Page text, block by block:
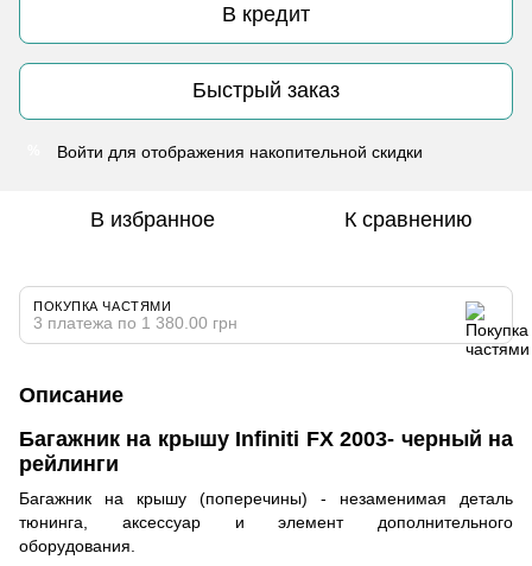
В кредит
Быстрый заказ
Войти для отображения накопительной скидки
В избранное К сравнению
ПОКУПКА ЧАСТЯМИ
3 платежа по 1 380.00 грн
Описание
Багажник на крышу Infiniti FX 2003- черный на
рейлинги
Багажник на крышу (поперечины) - незаменимая деталь
тюнинга, аксессуар и элемент дополнительного
оборудования.